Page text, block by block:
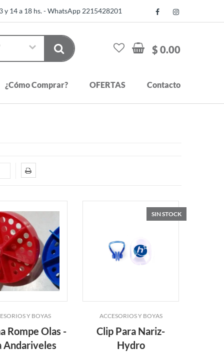
y 14 a 18 hs. - WhatsApp 2215428201
$ 0.00
¿Cómo Comprar? OFERTAS Contacto
Y BOYAS
Rompe Olas -
Andariveles
SIN STOCK
ACCESORIOS Y BOYAS
Clip Para Nariz-
Hydro